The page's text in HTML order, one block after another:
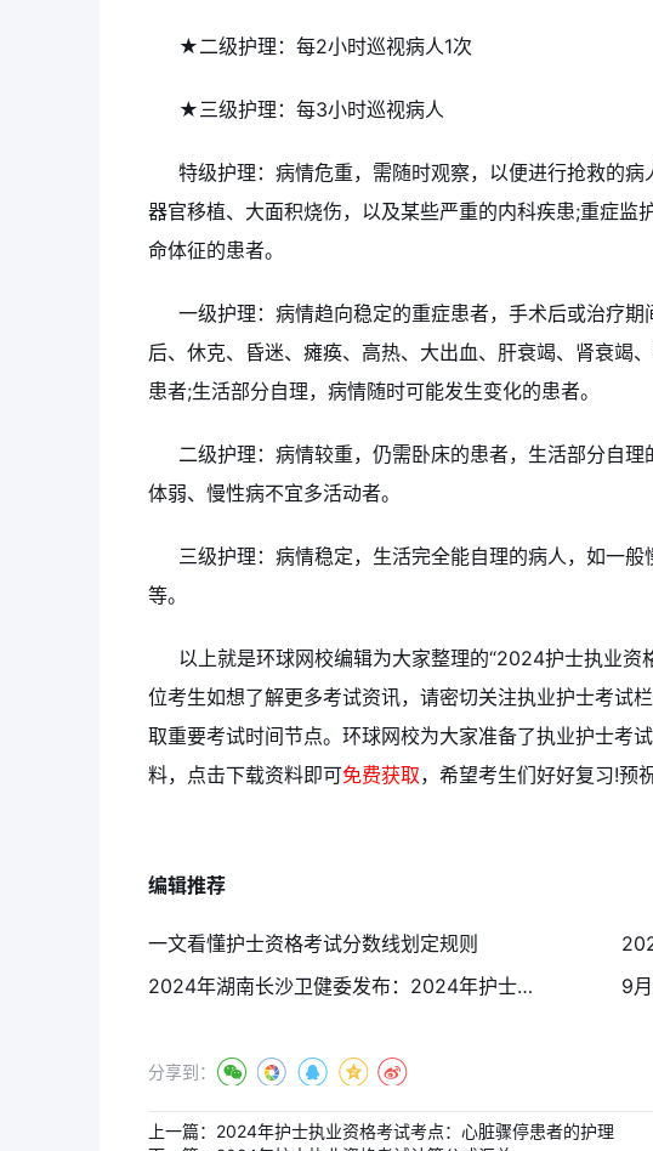
★二级护理：每2小时巡视病人1次
★三级护理：每3小时巡视病人
特级护理：病情危重，需随时观察，以便进行抢救的病
器官移植、大面积烧伤，以及某些严重的内科疾患;重症监
命体征的患者。
一级护理：病情趋向稳定的重症患者，手术后或治疗
后、休克、昏迷、瘫痪、高热、大出血、肝衰竭、肾衰竭
患者;生活部分自理，病情随时可能发生变化的患者。
二级护理：病情较重，仍需卧床的患者，生活部分自
体弱、慢性病不宜多活动者。
三级护理：病情稳定，生活完全能自理的病人，如一
等。
以上就是环球网校编辑为大家整理的“2024护士执业资
位考生如想了解更多考试资讯，请密切关注执业护士考试
取重要考试时间节点。环球网校为大家准备了执业护士考
料，点击下载资料即可免费获取，希望考生们好好复习!预
编辑推荐
一文看懂护士资格考试分数线划定规则
2024年湖南长沙卫健委发布：2024年护士执业资格证书领取通知
分享到：
上一篇： 2024年护士执业资格考试考点：心脏骤停患者的护理